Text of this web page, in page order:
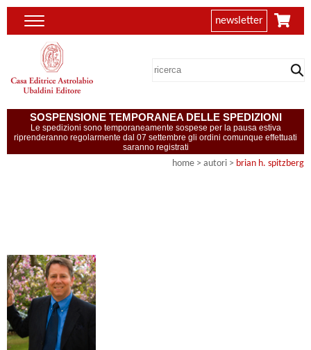
newsletter
SOSPENSIONE TEMPORANEA DELLE SPEDIZIONI
Le spedizioni sono temporaneamente sospese per la pausa estiva
riprenderanno regolarmente dal 07 settembre gli ordini comunque effettuati
saranno registrati
home > autori > brian h. spitzberg